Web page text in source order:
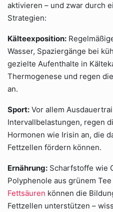
aktivieren – und zwar durch
Strategien:
Kälteexposition:
Wasser, Spaziergänge bei
gezielte Aufenthalte in
Thermogenese und regen
an.
Sport: Vor allem
Intervallbelastungen, regen
Hormonen wie Irisin an, die
Fettzellen fördern können.
Ernährung: Scharfstoffe wie
Polyphenole aus grünem
Fettsäuren können die
Fettzellen unterstützen –